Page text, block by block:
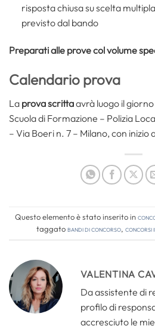
risposta chiusa su scelta
previsto dal bando
Preparati alle prove col volume
Calendario prova
La prova scrittaavrà luogo il giorno
Scuola di Formazione – Polizia
– Via Boeri n. 7 – Milano, con inizio
Questo elemento è stato inserito in
taggatobandi di concorso, concorsi
VALENTINA
Da assistente di
profilo di
accresciuto le